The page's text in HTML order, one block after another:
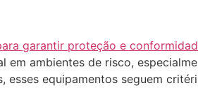
ambientes de risco,
equipamentos seguem